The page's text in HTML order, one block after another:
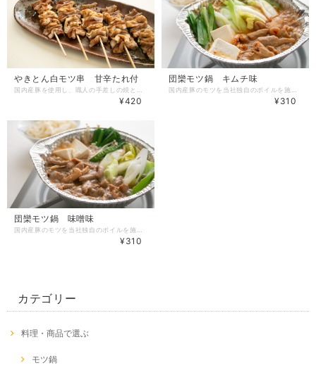
やきとん白モツ串 甘辛たれ付
¥420
団欒モツ鍋 キムチ味
¥310
団欒モツ鍋 味噌味
¥310
カテゴリー
料理・商品で選ぶ
モツ鍋